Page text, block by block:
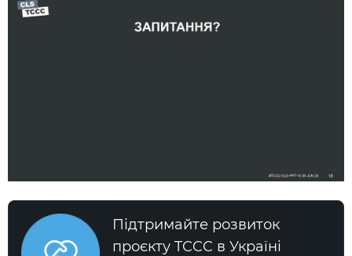
Підтримайте розвиток
проєкту TCCC в Україні